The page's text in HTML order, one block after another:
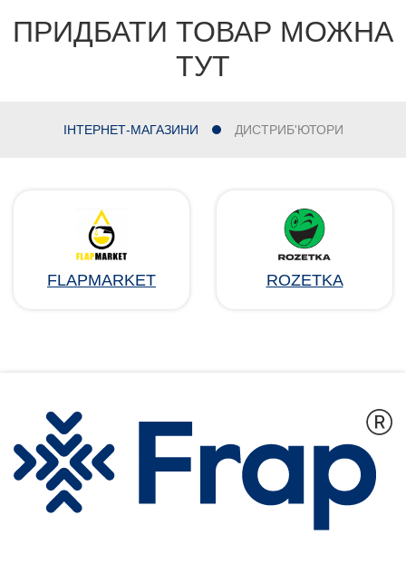
ПРИДБАТИ ТОВАР МОЖНА
ТУТ
ІНТЕРНЕТ-МАГАЗИНИ ДИСТРИБ'ЮТОРИ
FLAPMARKET ROZETKA